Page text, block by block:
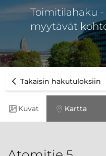
Toimitilahaku
myytävät
Takaisin hakutuloksiin
Kuvat Kartta